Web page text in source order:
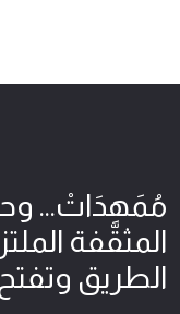
مُمَهِدَاتْ...
المثقّفة
الطريق